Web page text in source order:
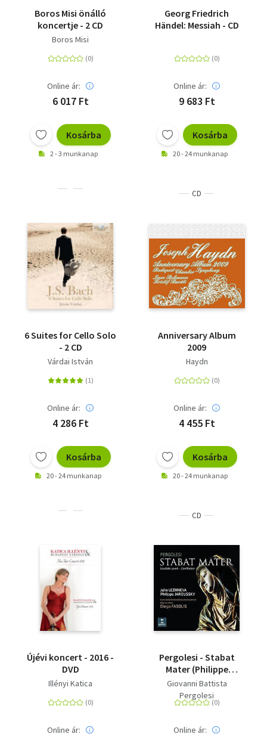
Boros Misi önálló
koncertje - 2 CD
Boros Misi
Online ár:
6 017 Ft
Kosárba
2 - 3 munkanap
Georg Friedrich
Händel: Messiah - CD
Online ár:
9 683 Ft
Kosárba
20 - 24 munkanap
6 Suites for Cello Solo
- 2 CD
Várdai István
Online ár:
4 286 Ft
Kosárba
20 - 24 munkanap
CD
Anniversary Album
2009
Haydn
Online ár:
4 455 Ft
Kosárba
20 - 24 munkanap
Újévi koncert - 2016 -
DVD
Illényi Katica
Online ár:
CD
Pergolesi - Stabat
Mater (Philippe
Jaroussky)
Giovanni Battista
Pergolesi
Online ár: